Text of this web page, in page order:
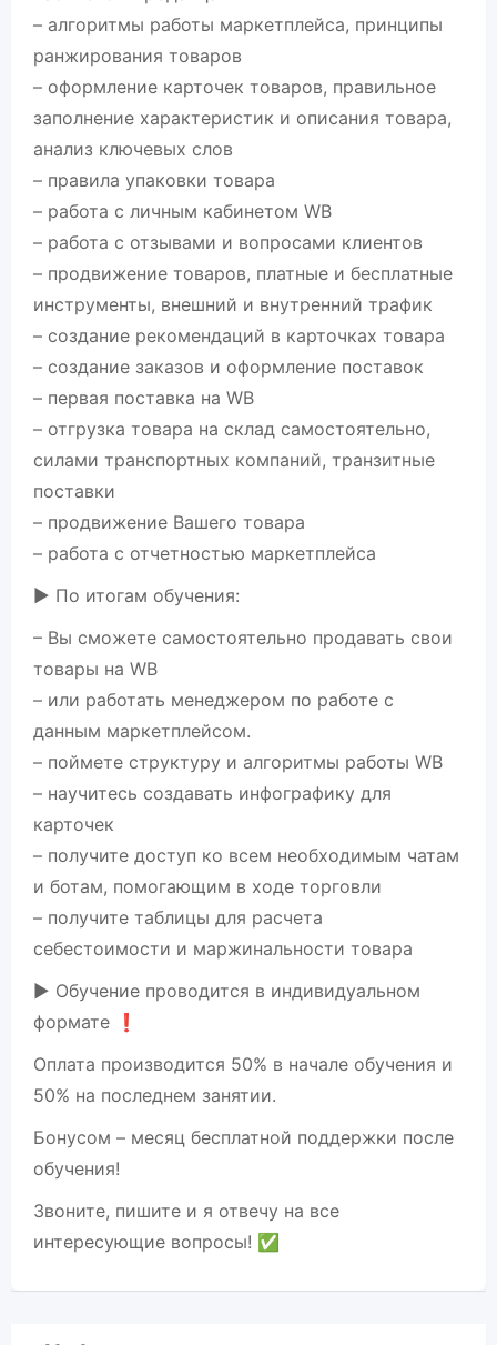
– алгоритмы работы маркетплейса, принципы
ранжирования товаров
– оформление карточек товаров, правильное
заполнение характеристик и описания товара,
анализ ключевых слов
– правила упаковки товара
– работа с личным кабинетом WВ
– работа с отзывами и вопросами клиентов
– продвижение товаров, платные и бесплатные
инструменты, внешний и внутренний трафик
– создание рекомендаций в карточках товара
– создание заказов и оформление поставок
– первая поставка на WВ
– отгрузка товара на склад самостоятельно,
силами транспортных компаний, транзитные
поставки
– продвижение Вашего товара
– работа с отчетностью маркетплейса
▶️ По итогам обучения:
– Вы сможете самостоятельно продавать свои
товары на WВ
– или работать менеджером по работе с
данным маркетплейсом.
– поймете структуру и алгоритмы работы WВ
– научитесь создавать инфографику для
карточек
– получите доступ ко всем необходимым чатам
и ботам, помогающим в ходе торговли
– получите таблицы для расчета
себестоимости и маржинальности товара
▶️ Обучение проводится в индивидуальном
формате ❗️
Оплата производится 50% в начале обучения и
50% на последнем занятии.
Бонусом – месяц бесплатной поддержки после
обучения!
Звоните, пишите и я отвечу на все
интересующие вопросы! ✅